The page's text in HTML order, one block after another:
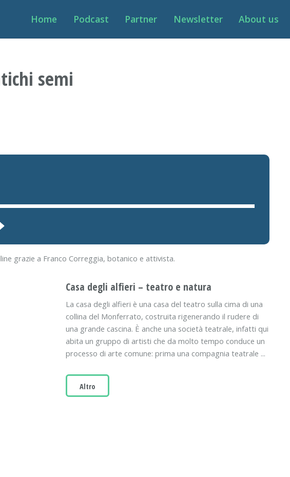
Home Podcast Partner Newsletter About us
semi
grazie a Franco Correggia, botanico e attivista.
Casa degli alfieri – teatro e natura
La casa degli alfieri è una casa del teatro sulla cima di una
collina del Monferrato, costruita rigenerando il rudere di
una grande cascina. È anche una società teatrale, infatti qui
abita un gruppo di artisti che da molto tempo conduce un
processo di arte comune: prima una compagnia teatrale ...
Altro